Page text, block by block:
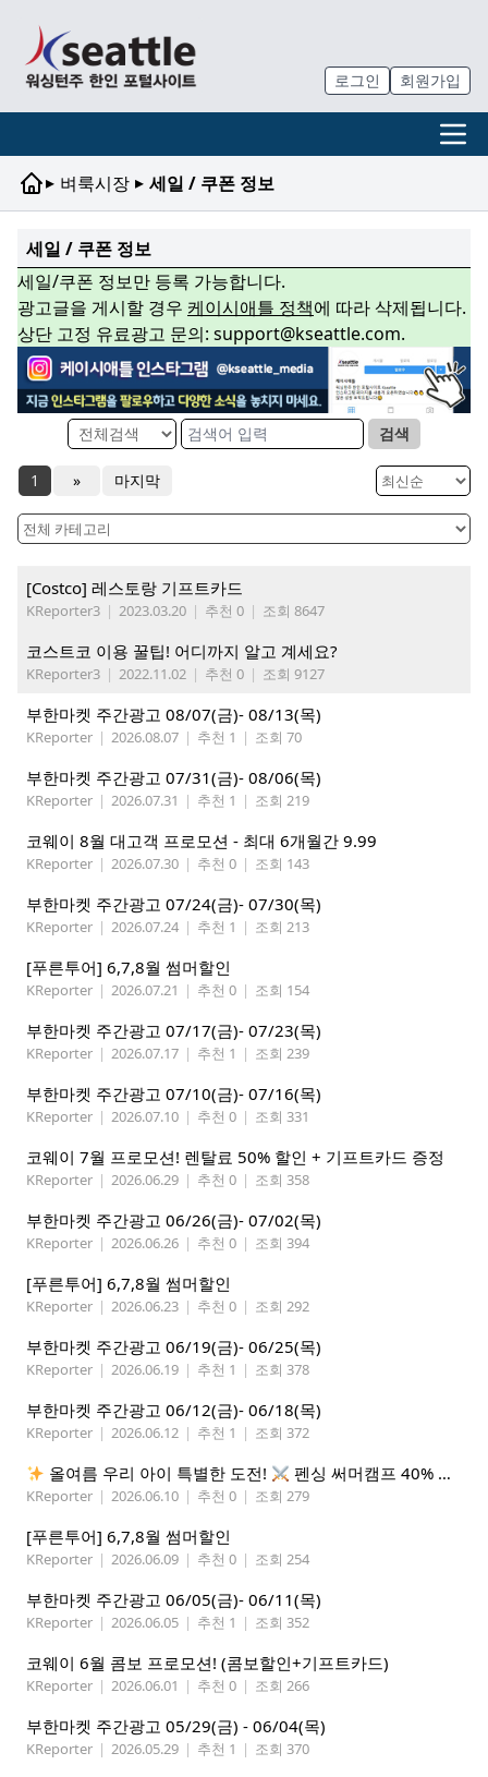
로그인 회원가입
▸ 벼룩시장 ▸ 세일 / 쿠폰 정보
세일 / 쿠폰 정보
세일/쿠폰 정보만 등록 가능합니다.
광고글을 게시할 경우 케이시애틀 정책에 따라 삭제됩니다.
상단 고정 유료광고 문의: support@kseattle.com.
검색
1 » 마지막
[Costco] 레스토랑 기프트카드
KReporter3 | 2023.03.20 | 추천 0 | 조회 8647
코스트코 이용 꿀팁! 어디까지 알고 계세요?
KReporter3 | 2022.11.02 | 추천 0 | 조회 9127
부한마켓 주간광고 08/07(금)- 08/13(목)
KReporter | 2026.08.07 | 추천 1 | 조회 70
부한마켓 주간광고 07/31(금)- 08/06(목)
KReporter | 2026.07.31 | 추천 1 | 조회 219
코웨이 8월 대고객 프로모션 - 최대 6개월간 9.99
KReporter | 2026.07.30 | 추천 0 | 조회 143
부한마켓 주간광고 07/24(금)- 07/30(목)
KReporter | 2026.07.24 | 추천 1 | 조회 213
[푸른투어] 6,7,8월 썸머할인
KReporter | 2026.07.21 | 추천 0 | 조회 154
부한마켓 주간광고 07/17(금)- 07/23(목)
KReporter | 2026.07.17 | 추천 1 | 조회 239
부한마켓 주간광고 07/10(금)- 07/16(목)
KReporter | 2026.07.10 | 추천 0 | 조회 331
코웨이 7월 프로모션! 렌탈료 50% 할인 + 기프트카드 증정
KReporter | 2026.06.29 | 추천 0 | 조회 358
부한마켓 주간광고 06/26(금)- 07/02(목)
KReporter | 2026.06.26 | 추천 0 | 조회 394
[푸른투어] 6,7,8월 썸머할인
KReporter | 2026.06.23 | 추천 0 | 조회 292
부한마켓 주간광고 06/19(금)- 06/25(목)
KReporter | 2026.06.19 | 추천 1 | 조회 378
부한마켓 주간광고 06/12(금)- 06/18(목)
KReporter | 2026.06.12 | 추천 1 | 조회 372
올여름 우리 아이 특별한 도전! 펜싱 써머캠프 40% 선착순 할인
KReporter | 2026.06.10 | 추천 0 | 조회 279
[푸른투어] 6,7,8월 썸머할인
KReporter | 2026.06.09 | 추천 0 | 조회 254
부한마켓 주간광고 06/05(금)- 06/11(목)
KReporter | 2026.06.05 | 추천 1 | 조회 352
코웨이 6월 콤보 프로모션! (콤보할인+기프트카드)
KReporter | 2026.06.01 | 추천 0 | 조회 266
부한마켓 주간광고 05/29(금) - 06/04(목)
KReporter | 2026.05.29 | 추천 1 | 조회 370